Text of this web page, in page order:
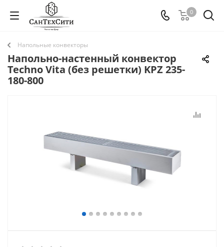
0
Напольные конвекторы
Напольно-настенный конвектор
Techno Vita (без решетки) KPZ 235-
180-800